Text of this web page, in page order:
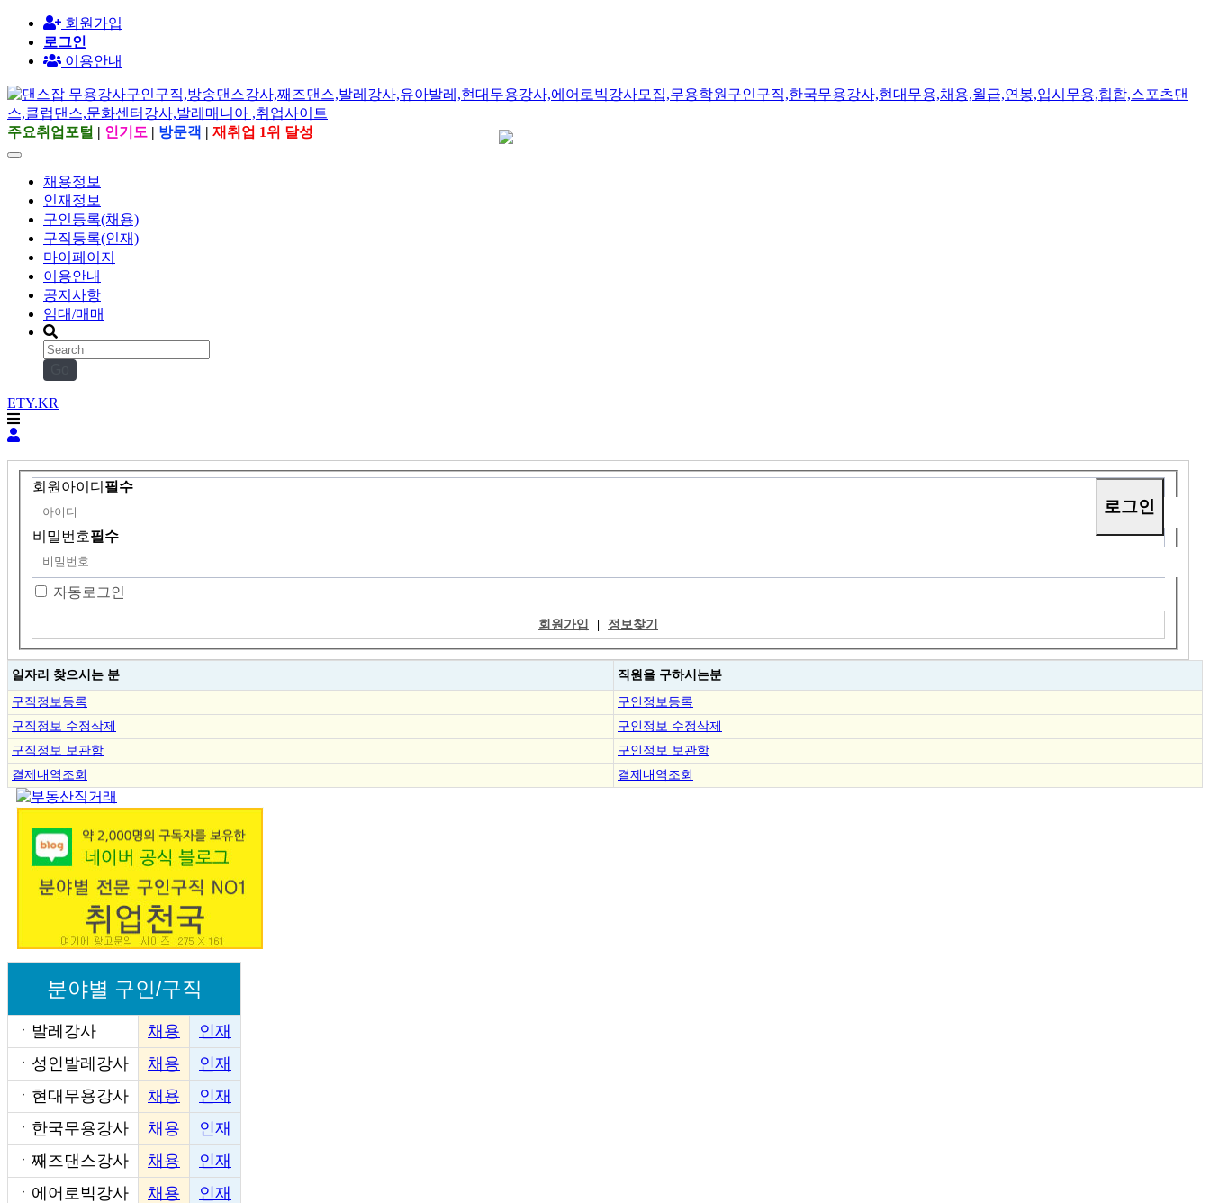
회원가입
로그인
이용안내
주요취업포털 | 인기도 | 방문객 | 재취업 1위 달성
채용정보
인재정보
구인등록(채용)
구직등록(인재)
마이페이지
이용안내
공지사항
임대/매매
ETY.KR
회원아이디 필수
비밀번호필수
자동로그인
회원가입 | 정보찾기
일자리 찾으시는 분 직원을 구하시는분
구직정보등록
구인정보등록
구직정보 수정삭제
구인정보 수정삭제
구직정보 보관함
구인정보 보관함
결제내역조회
결제내역조회
분야별 구인/구직
ㆍ 발레강사 채용
인재
ㆍ 성인발레강사 채용
인재
ㆍ 현대무용강사 채용
인재
ㆍ 한국무용강사 채용
인재
ㆍ 째즈댄스강사 채용
인재
ㆍ 에어로빅강사 채용
인재